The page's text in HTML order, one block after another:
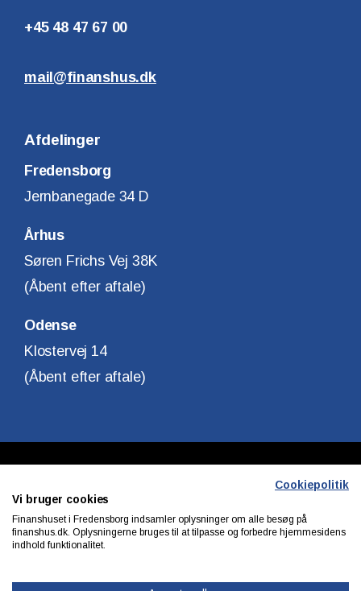
+45 48 47 67 00
mail@finanshus.dk
Afdelinger
Fredensborg
Jernbanegade 34 D
Århus
Søren Frichs Vej 38K
(Åbent efter aftale)
Odense
Klostervej 14
(Åbent efter aftale)
CVR. Nr. 10140315
Cookiepolitik
Vi bruger cookies
Finanshuset i Fredensborg indsamler oplysninger om alle besøg på
finanshus.dk. Oplysningerne bruges til at tilpasse og forbedre hjemmesidens
indhold funktionalitet.